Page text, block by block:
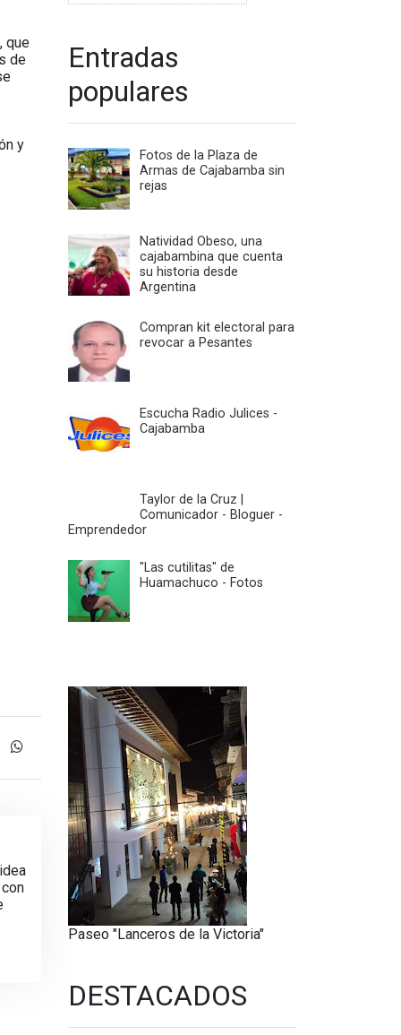
que
de
y
Entradas
populares
Fotos de la Plaza de
Armas de Cajabamba sin
rejas
Natividad Obeso, una
cajabambina que cuenta
su historia desde
Argentina
Compran kit electoral para
revocar a Pesantes
Escucha Radio Julices -
Cajabamba
Taylor de la Cruz |
Comunicador - Bloguer -
Emprendedor
"Las cutilitas" de
Huamachuco - Fotos
Paseo "Lanceros de la Victoria"
DESTACADOS